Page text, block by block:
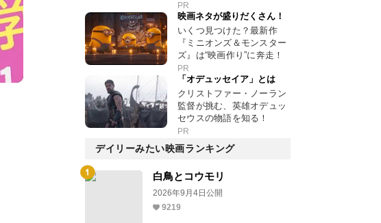
PR
映画ネタが盛りだくさん！
いくつ見つけた？最新作
『ミニオンズ＆モンスター
ズ』は“映画作り”に奔走！
PR
「オデュッセイア」とは
クリストファー・ノーラン
監督が挑む、英雄オデュッ
セウスの物語を知る！
PR
デイリーみたい映画ランキング
白鳥とコウモリ
2026年9月4日公開
9219